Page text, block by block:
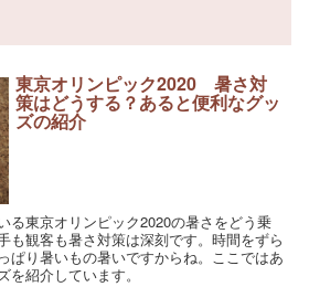
東京オリンピック2020 暑さ対
策はどうする？あると便利なグッ
ズの紹介
る東京オリンピック2020の暑さをどう乗
も観客も暑さ対策は深刻です。時間をずら
ぱり暑いもの暑いですからね。ここではあ
紹介しています。